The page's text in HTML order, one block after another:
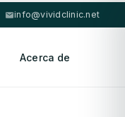
info@vividclinic.net
Acerca de